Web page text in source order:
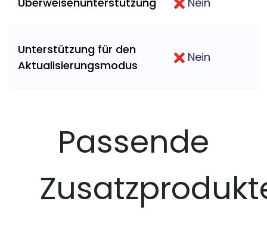
Unterstützung für den
Aktualisierungsmodus
Nein
Passende